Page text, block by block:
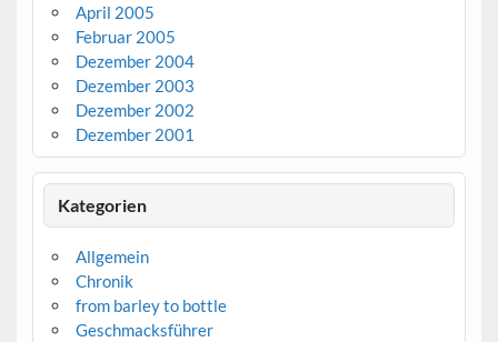
April 2005
Februar 2005
Dezember 2004
Dezember 2003
Dezember 2002
Dezember 2001
Kategorien
Allgemein
Chronik
from barley to bottle
Geschmacksführer